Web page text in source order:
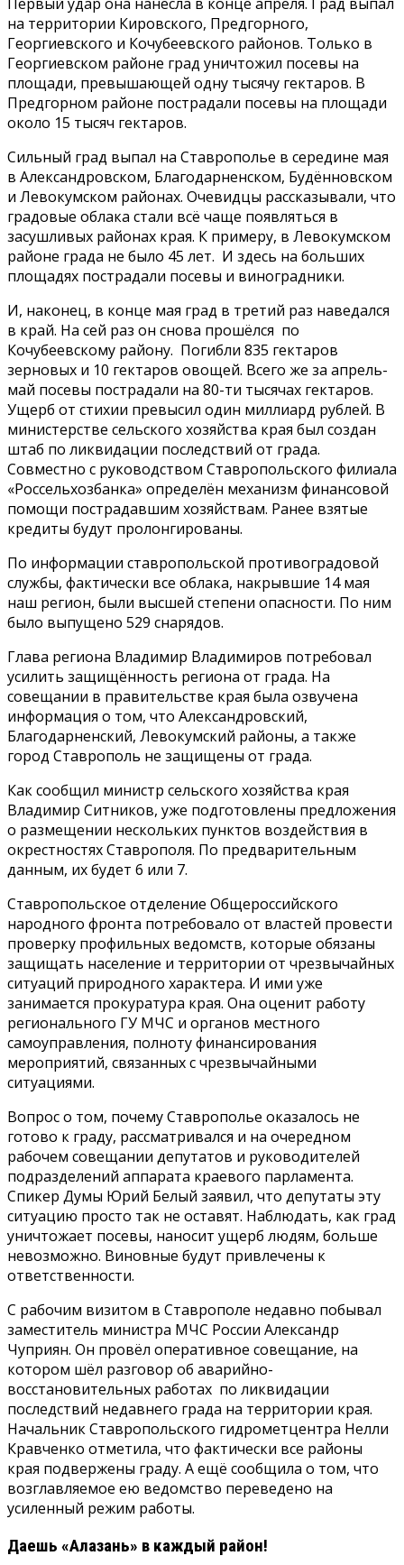
на территории Кировского, Предгорного,
Георгиевского и Кочубеевского районов. Только в
Георгиевском районе град уничтожил посевы на
площади, превышающей одну тысячу гектаров. В
Предгорном районе пострадали посевы на площади
около 15 тысяч гектаров.
Сильный град выпал на Ставрополье в середине мая
в Александровском, Благодарненском, Будённовском
и Левокумском районах. Очевидцы рассказывали, что
градовые облака стали всё чаще появляться в
засушливых районах края. К примеру, в Левокумском
районе града не было 45 лет. И здесь на больших
площадях пострадали посевы и виноградники.
И, наконец, в конце мая град в третий раз наведался
в край. На сей раз он снова прошёлся по
Кочубеевскому району. Погибли 835 гектаров
зерновых и 10 гектаров овощей. Всего же за апрель-
май посевы пострадали на 80-ти тысячах гектаров.
Ущерб от стихии превысил один миллиард рублей. В
министерстве сельского хозяйства края был создан
штаб по ликвидации последствий от града.
Совместно с руководством Ставропольского филиала
«Россельхозбанка» определён механизм финансовой
помощи пострадавшим хозяйствам. Ранее взятые
кредиты будут пролонгированы.
По информации ставропольской противоградовой
службы, фактически все облака, накрывшие 14 мая
наш регион, были высшей степени опасности. По ним
было выпущено 529 снарядов.
Глава региона Владимир Владимиров потребовал
усилить защищённость региона от града. На
совещании в правительстве края была озвучена
информация о том, что Александровский,
Благодарненский, Левокумский районы, а также
город Ставрополь не защищены от града.
Как сообщил министр сельского хозяйства края
Владимир Ситников, уже подготовлены предложения
о размещении нескольких пунктов воздействия в
окрестностях Ставрополя. По предварительным
данным, их будет 6 или 7.
Ставропольское отделение Общероссийского
народного фронта потребовало от властей провести
проверку профильных ведомств, которые обязаны
защищать население и территории от чрезвычайных
ситуаций природного характера. И ими уже
занимается прокуратура края. Она оценит работу
регионального ГУ МЧС и органов местного
самоуправления, полноту финансирования
мероприятий, связанных с чрезвычайными
ситуациями.
Вопрос о том, почему Ставрополье оказалось не
готово к граду, рассматривался и на очередном
рабочем совещании депутатов и руководителей
подразделений аппарата краевого парламента.
Спикер Думы Юрий Белый заявил, что депутаты эту
ситуацию просто так не оставят. Наблюдать, как град
уничтожает посевы, наносит ущерб людям, больше
невозможно. Виновные будут привлечены к
ответственности.
С рабочим визитом в Ставрополе недавно побывал
заместитель министра МЧС России Александр
Чуприян. Он провёл оперативное совещание, на
котором шёл разговор об аварийно-
восстановительных работах по ликвидации
последствий недавнего града на территории края.
Начальник Ставропольского гидрометцентра Нелли
Кравченко отметила, что фактически все районы
края подвержены граду. А ещё сообщила о том, что
возглавляемое ею ведомство переведено на
усиленный режим работы.
Даешь «Алазань» в каждый район!